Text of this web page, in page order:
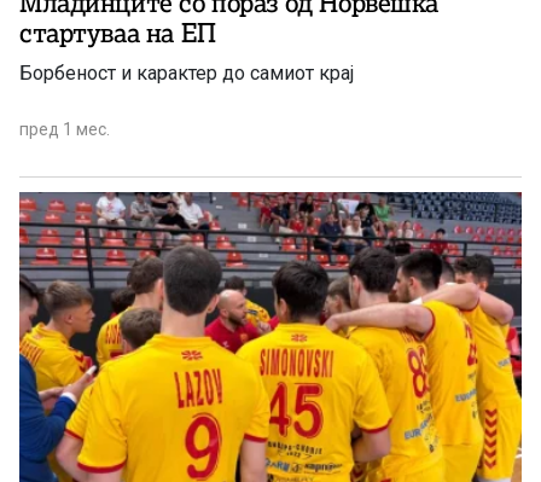
стартуваа на ЕП
Борбеност и карактер до самиот крај
пред 1 мес.